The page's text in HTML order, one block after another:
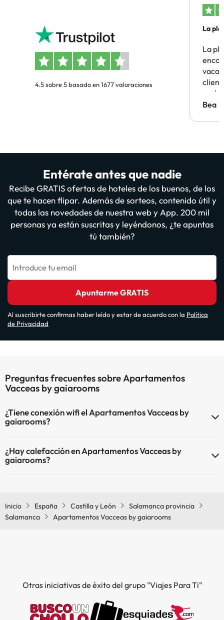
4.5 sobre 5 basado en 1677 valoraciones
La
La
Bea
Entérate antes que nadie
Recibe GRATIS ofertas de hoteles de los buenos, de los
que te hacen flipar. Además de sorteos, contenido útil y
todas las novedades de nuestra web y App. 200 mil
personas ya están suscritas y leyéndonos, ¿te apuntas
tú también?
Introduce tu email
Apuntarme GRATIS
Al suscribirte confirmas haber leído y estar de acuerdo con la Política
de Privacidad
Preguntas frecuentes sobre Apartamentos
Vacceas by gaiarooms
¿Tiene conexión wifi el Apartamentos Vacceas by
gaiarooms?
¿Hay calefacción en Apartamentos Vacceas by
gaiarooms?
Inicio
España Castilla y León
Salamanca provincia
Salamanca
Apartamentos Vacceas by gaiarooms
Otras iniciativas de éxito del grupo "Viajes Para Ti"